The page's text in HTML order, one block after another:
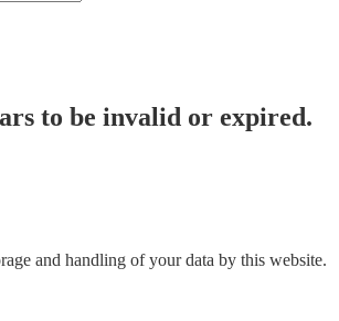
to be invalid or expired.
and handling of your data by this website.